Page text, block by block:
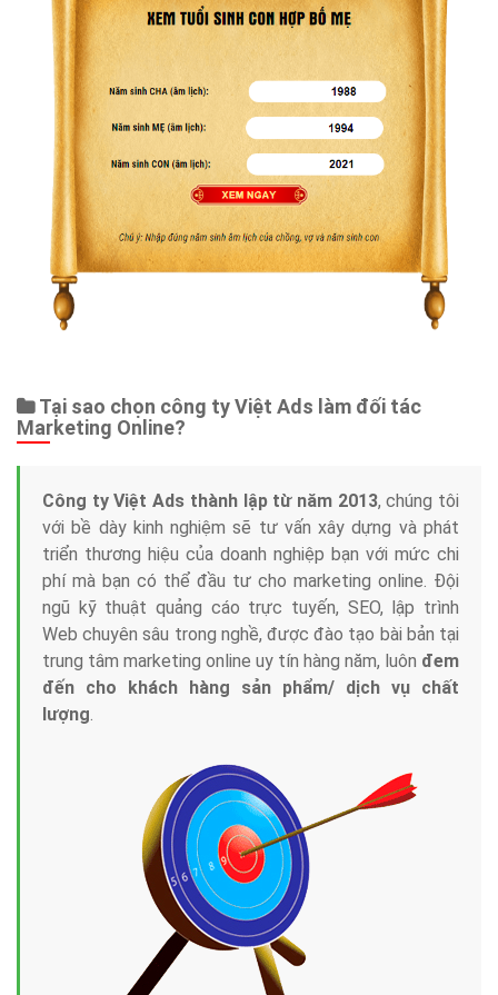
Tại sao chọn công ty Việt Ads làm đối tác
Marketing Online?
Công ty Việt Ads thành lập từ năm 2013, chúng tôi
với bề dày kinh nghiệm sẽ tư vấn xây dựng và phát
triển thương hiệu của doanh nghiệp bạn với mức chi
phí mà bạn có thể đầu tư cho marketing online. Đội
ngũ kỹ thuật quảng cáo trực tuyến, SEO, lập trình
Web chuyên sâu trong nghề, được đào tạo bài bản tại
trung tâm marketing online uy tín hàng năm, luôn đem
đến cho khách hàng sản phẩm/ dịch vụ chất
lượng.